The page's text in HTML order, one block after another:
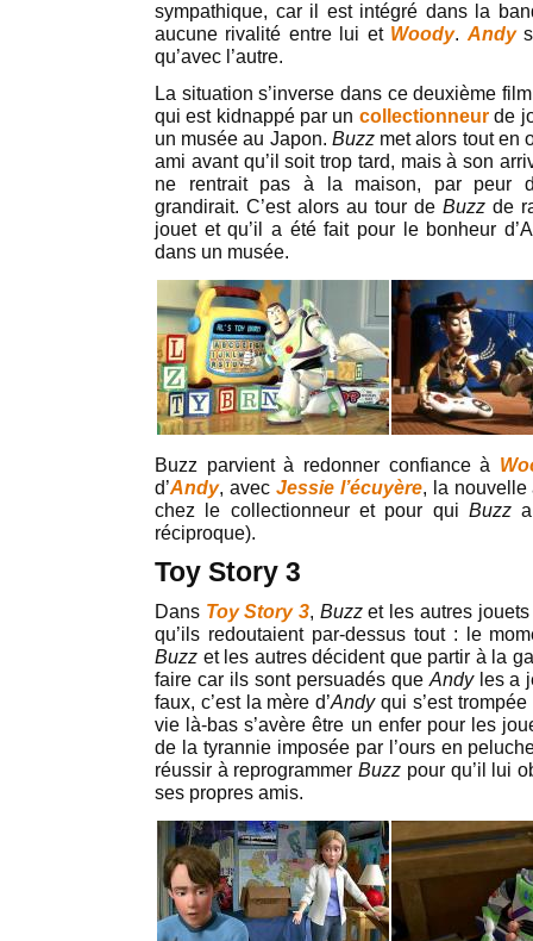
sympathique, car il est intégré dans la
aucune rivalité entre lui et Woody. Andy
qu’avec l’autre.
La situation s’inverse dans ce deuxième
qui est kidnappé par un collectionneurde
un musée au Japon. Buzzmet alors tout en
ami avant qu’il soit trop tard, mais à son
ne rentrait pas à la maison, par peur
grandirait. C’est alors au tour de Buzz de
jouet et qu’il a été fait pour le bonheur
dans un musée.
Buzz parvient à redonner confiance à
d’Andy, avec Jessie l’écuyère, la
chez le collectionneur et pour qui Buzz
réciproque).
Toy Story 3
Dans Toy Story 3, Buzzet les autres jouets
qu’ils redoutaient par-dessus tout : le
Buzz et les autres décident que partir à la
faire car ils sont persuadés que Andyles a
faux, c’est la mère d’Andyqui s’est
vie là-bas s’avère être un enfer pour les
de la tyrannie imposée par l’ours en
réussir à reprogrammerBuzz pour qu’il lui
ses propres amis.